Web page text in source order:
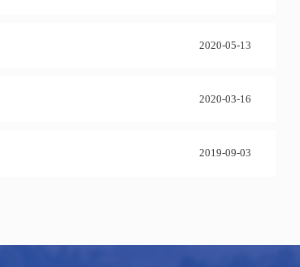
2020-05-13
2020-03-16
2019-09-03